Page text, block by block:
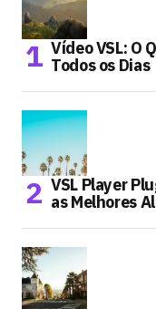
Vídeo VSL: O
Todos os Dias
VSL Player
as Melhores